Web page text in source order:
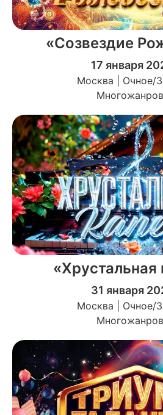
«Созвездие
17 января
Москва | Очное/
«Хрустальная
31 января
Москва | Очное/